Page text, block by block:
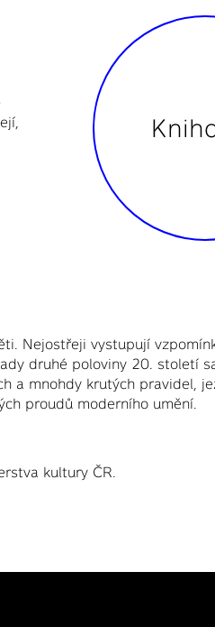
Nejostřeji vystupují
druhé poloviny 20. století
a mnohdy krutých pravidel,
proudů moderního umění.
kultury ČR.